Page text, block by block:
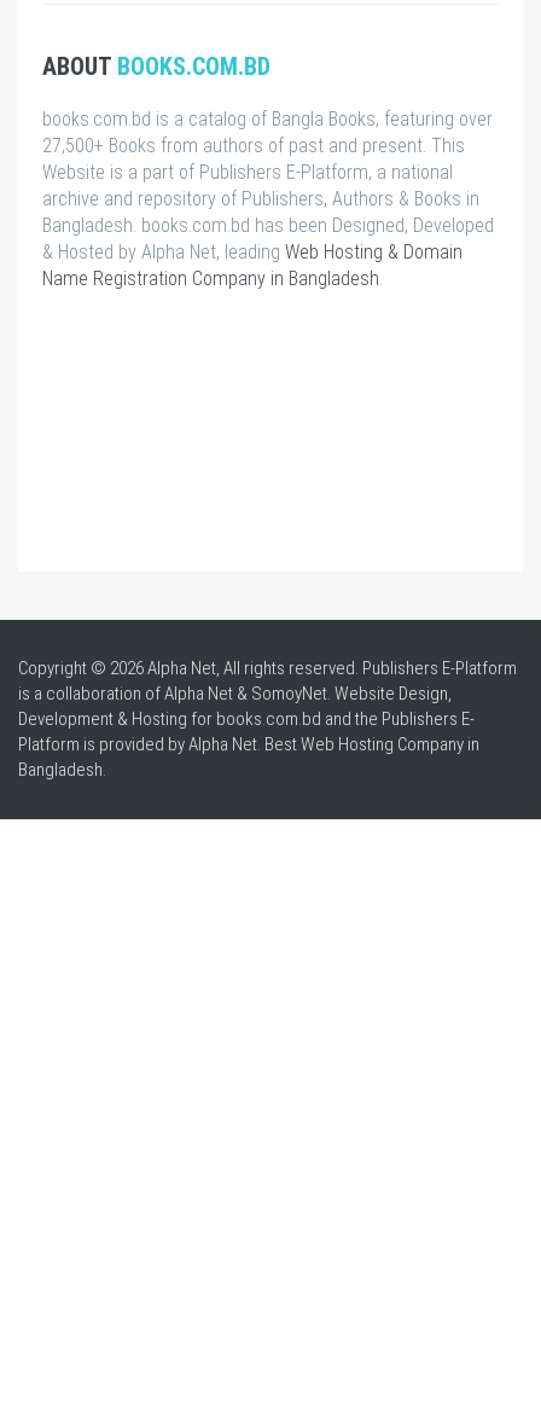
ABOUT BOOKS.COM.BD
books.com.bd is a catalog of Bangla Books, featuring over
27,500+ Books from authors of past and present. This
Website is a part of Publishers E-Platform, a national
archive and repository of Publishers, Authors & Books in
Bangladesh. books.com.bd has been Designed, Developed
& Hosted by Alpha Net, leading Web Hosting & Domain
Name Registration Company in Bangladesh.
Copyright © 2026 Alpha Net, All rights reserved. Publishers E-Platform
is a collaboration of Alpha Net & SomoyNet. Website Design,
Development & Hosting for books.com.bd and the Publishers E-
Platform is provided by Alpha Net. BestWeb Hosting Company in
Bangladesh.